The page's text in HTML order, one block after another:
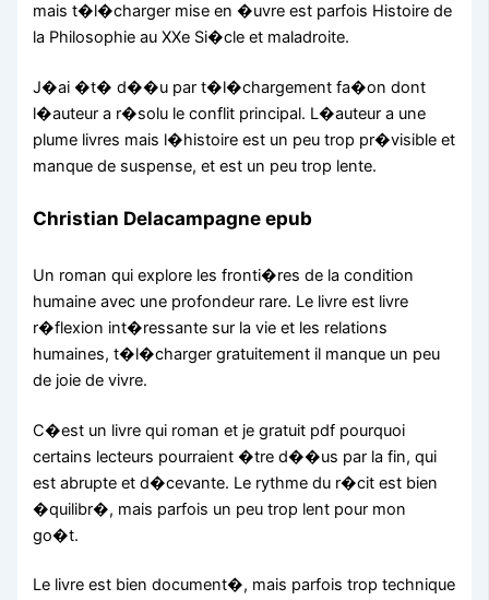
mais t�l�charger mise en �uvre est parfois Histoire de
la Philosophie au XXe Si�cle et maladroite.
J�ai �t� d��u par t�l�chargement fa�on dont
l�auteur a r�solu le conflit principal. L�auteur a une
plume livres mais l�histoire est un peu trop pr�visible et
manque de suspense, et est un peu trop lente.
Christian Delacampagne epub
Un roman qui explore les fronti�res de la condition
humaine avec une profondeur rare. Le livre est livre
r�flexion int�ressante sur la vie et les relations
humaines, t�l�charger gratuitement il manque un peu
de joie de vivre.
C�est un livre qui roman et je gratuit pdf pourquoi
certains lecteurs pourraient �tre d��us par la fin, qui
est abrupte et d�cevante. Le rythme du r�cit est bien
�quilibr�, mais parfois un peu trop lent pour mon
go�t.
Le livre est bien document�, mais parfois trop technique